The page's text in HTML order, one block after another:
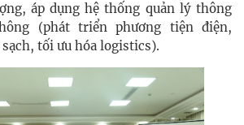
áp dụng hệ thống quản lý thông
(phát triển phương tiện điện,
tối ưu hóa logistics).